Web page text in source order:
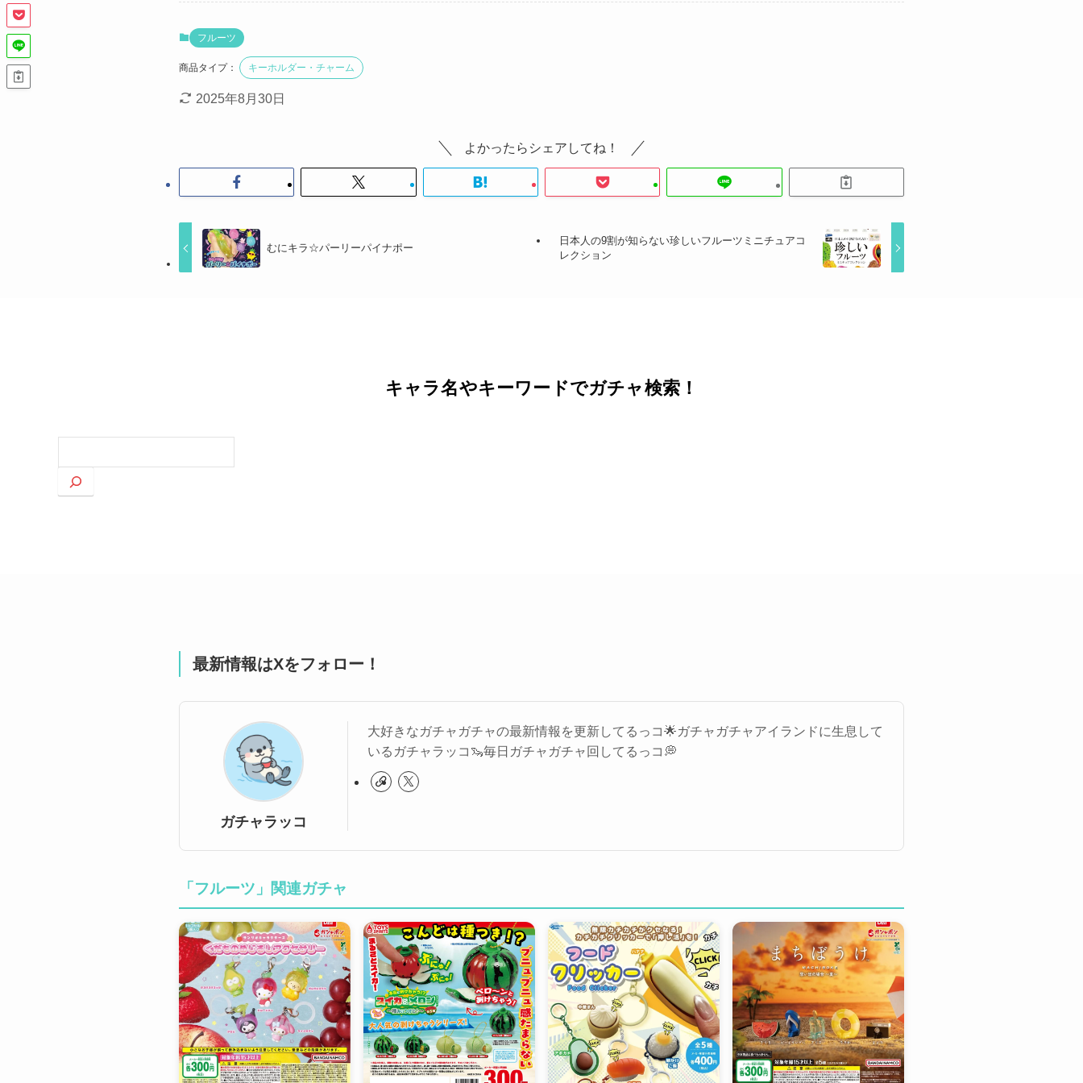
フルーツ
商品タイプ： キーホルダー・チャーム
2025年8月30日
よかったらシェアしてね！
むにキラ☆パーリーパイナポー
日本人の9割が知らない珍しいフルーツミニチュアコ
レクション
キャラ名やキーワードでガチャ検索！
索
最新情報はXをフォロー！
ガチャラッコ
大好きなガチャガチャの最新情報を更新してるっコ🌟ガチャガチャアイランドに生息して
いるガチャラッコ🦦毎日ガチャガチャ回してるっコ💭
「フルーツ」関連ガチャ